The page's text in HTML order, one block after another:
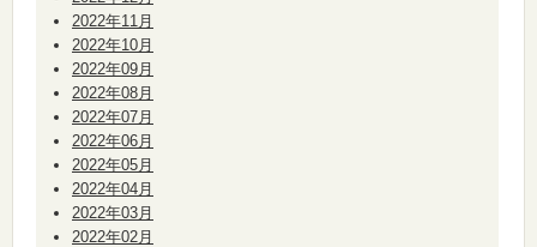
2022年11月
2022年10月
2022年09月
2022年08月
2022年07月
2022年06月
2022年05月
2022年04月
2022年03月
2022年02月